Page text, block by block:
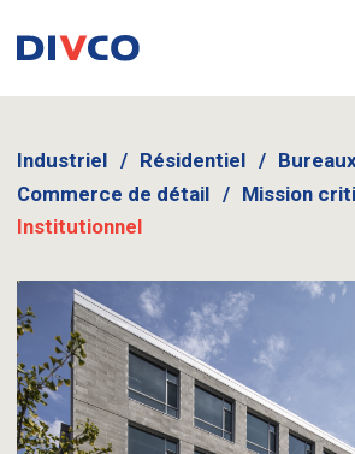
Industriel Résidentiel
Commerce de détail
Mission
Institutionnel